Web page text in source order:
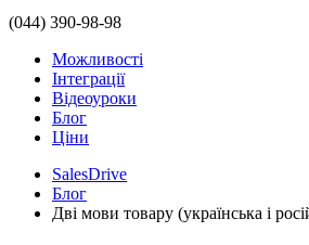
(044) 390-98-98
Можливості
Інтеграції
Відеоуроки
Блог
Ціни
SalesDrive
Блог
Дві мови товару (українська і